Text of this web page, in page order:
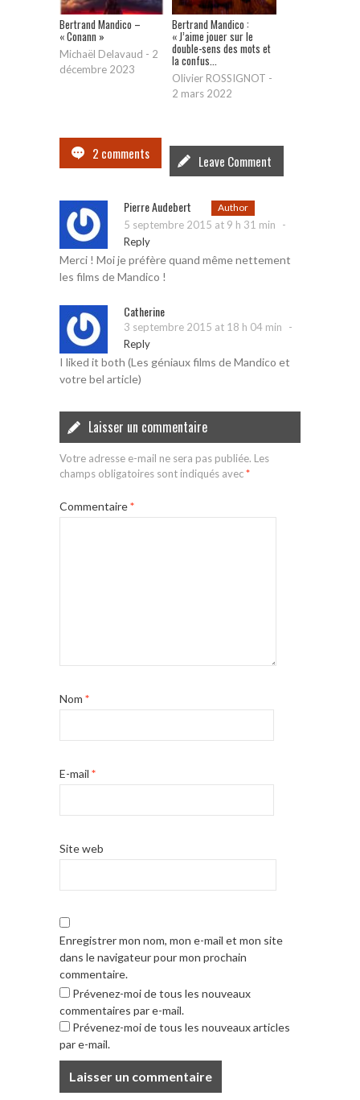
Bertrand Mandico –
« Conann »
Michaël Delavaud - 2
décembre 2023
Bertrand Mandico :
« J’aime jouer sur le
double-sens des mots et
la confus...
Olivier ROSSIGNOT -
2 mars 2022
2 comments Leave Comment
Pierre Audebert Author
5 septembre 2015 at 9 h 31 min -
Reply
Merci ! Moi je préfère quand même nettement
les films de Mandico !
Catherine
3 septembre 2015 at 18 h 04 min -
Reply
I liked it both (Les géniaux films de Mandico et
votre bel article)
Laisser un commentaire
Votre adresse e-mail ne sera pas publiée. Les
champs obligatoires sont indiqués avec*
Commentaire*
Nom *
E-mail *
Site web
Enregistrer mon nom, mon e-mail et mon site
dans le navigateur pour mon prochain
commentaire.
Prévenez-moi de tous les nouveaux
commentaires par e-mail.
Prévenez-moi de tous les nouveaux articles
par e-mail.